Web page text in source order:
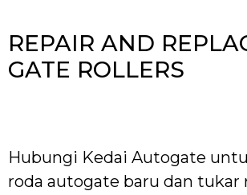
REPAIR AND
GATE ROLLERS
Hubungi Kedai Autogate
roda autogate baru dan tukar